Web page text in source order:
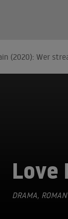
(2020): Wer
Love
DRAMA,